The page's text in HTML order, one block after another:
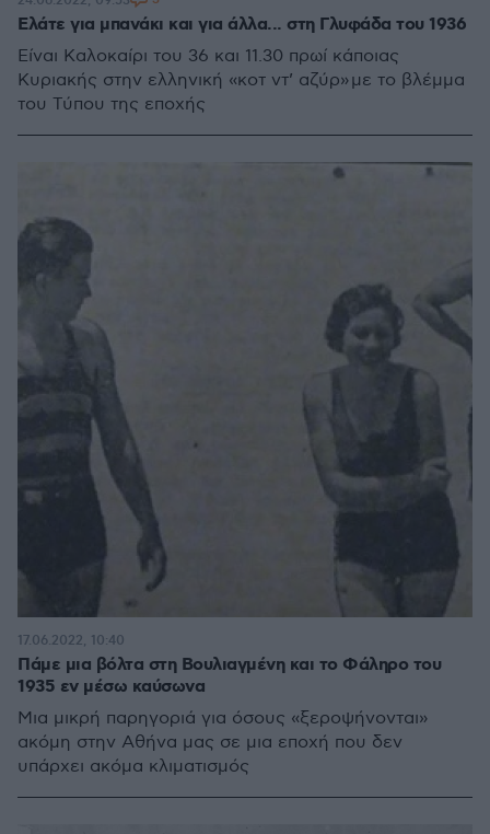
Ελάτε για μπανάκι και για άλλα... στη Γλυφάδα του 1936
Είναι Καλοκαίρι του 36 και 11.30 πρωί κάποιας
Κυριακής στην ελληνική «κοτ ντ’ αζύρ» με το βλέμμα
του Τύπου της εποχής
Πάμε μια βόλτα στη Βουλιαγμένη και το Φάληρο του
1935 εν μέσω καύσωνα
Μια μικρή παρηγοριά για όσους «ξεροψήνονται»
ακόμη στην Αθήνα μας σε μια εποχή που δεν
υπάρχει ακόμα κλιματισμός
17.06.2022, 10:40